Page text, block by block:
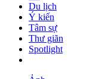
Du lịch
Ý kiến
Tâm sự
Thư giãn
Spotlight